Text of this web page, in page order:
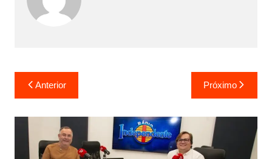
Anterior Próximo